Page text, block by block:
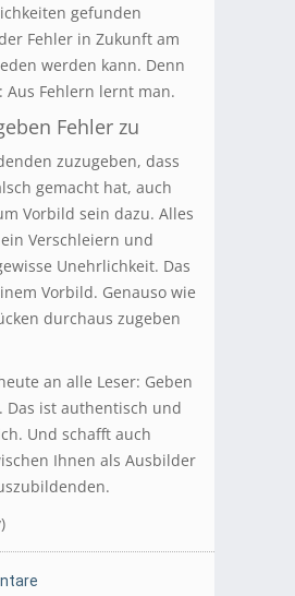
gefunden
Fehler in Zukunft am
werden kann. Denn
Aus Fehlern lernt man.
Fehler zu
zuzugeben, dass
gemacht hat, auch
Vorbild sein dazu. Alles
Verschleiern und
Unehrlichkeit. Das
Vorbild. Genauso wie
durchaus zugeben
an alle Leser: Geben
Das ist authentisch und
Und schafft auch
Ihnen als Ausbilder